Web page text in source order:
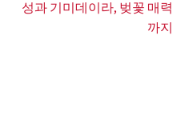
성과 기미데이라, 벚꽃 매력
까지